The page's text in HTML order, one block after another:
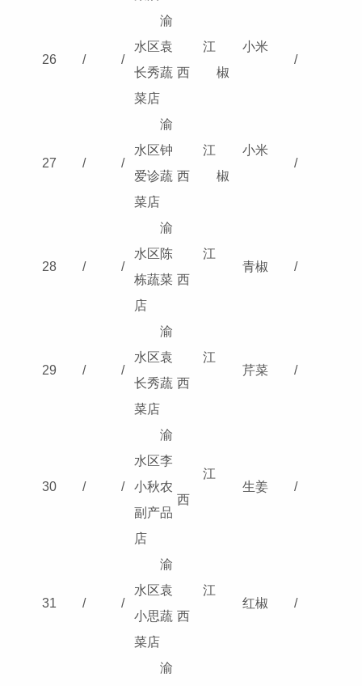
26 / /
渝
水区袁
长秀蔬
菜店
江
西
小米
椒
/
27 / /
渝
水区钟
爱诊蔬
菜店
江
西
小米
椒
/
28 / /
渝
水区陈
栋蔬菜
店
江
西
青椒 /
29 / /
渝
水区袁
长秀蔬
菜店
江
西
芹菜 /
30 / /
渝
水区李
小秋农
副产品
店
江
西
生姜 /
31 / /
渝
水区袁
小思蔬
菜店
江
西
红椒 /
渝